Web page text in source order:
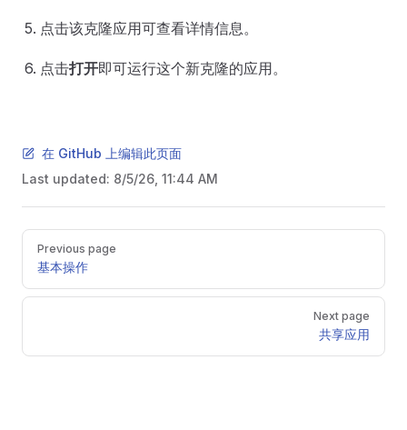
点击该克隆应用可查看详情信息。
点击打开即可运行这个新克隆的应用。
在 GitHub 上编辑此页面
Last updated: 8/5/26, 11:44 AM
Pager
Previous page
基本操作
Next page
共享应用